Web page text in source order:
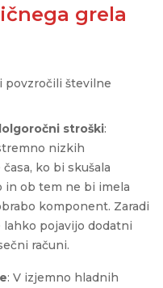
grela
povzročili številne
stroški:
nizkih
ko bi skušala
in ob tem ne bi imela
komponent. Zaradi
pojavijo dodatni
računi.
: V izjemno hladnih